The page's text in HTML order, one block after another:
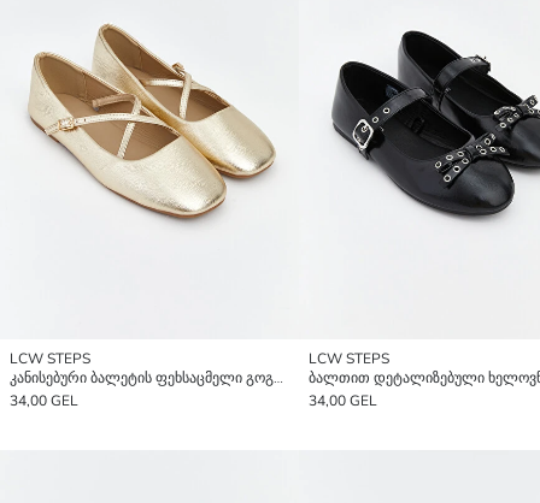
LCW STEPS
კანისებური ბალეტის ფეხსაცმელი გოგონებისთვის.
34,00 GEL
LCW STEPS
34,00 GEL